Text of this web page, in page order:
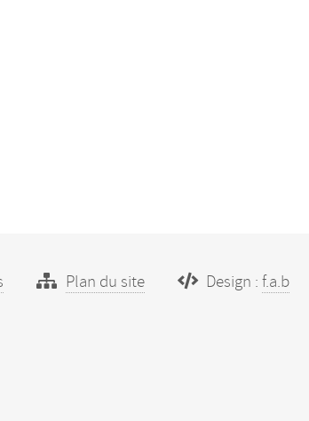
Plan du site Design :f.a.b